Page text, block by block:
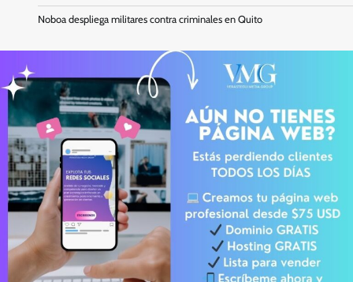
Noboa despliega militares contra criminales en Quito